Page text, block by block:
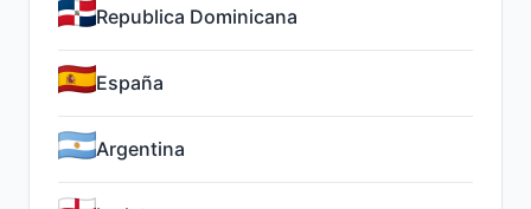
Republica Dominicana
España
Argentina